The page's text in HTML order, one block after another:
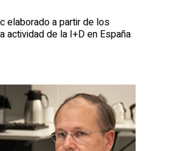
elaborado a partir de los
de la I+D en España